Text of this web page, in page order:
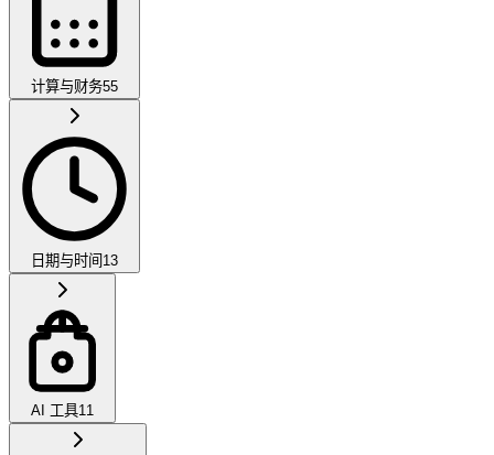
计算与财务55
日期与时间 13
AI 工具11